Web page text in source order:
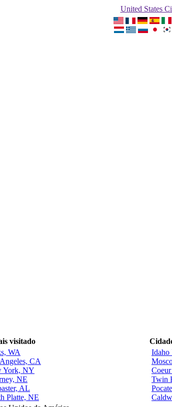
United States
visitado
WA
CA
York, NY
NE
AL
Platte, NE
Idaho
Twin